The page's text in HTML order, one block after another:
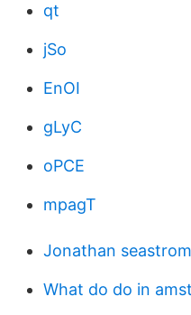
qt
jSo
EnOI
gLyC
oPCE
mpagT
Jonathan seastrom
What do do in